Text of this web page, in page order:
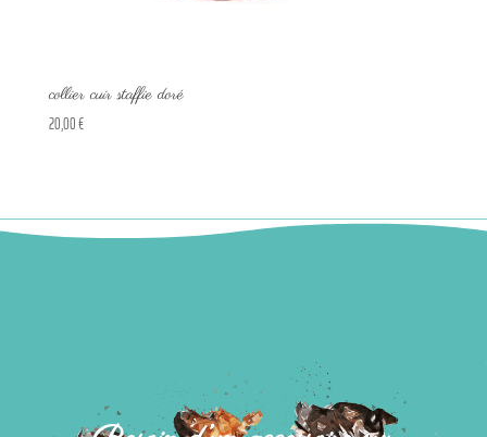
collier cuir staffie doré
20,00€